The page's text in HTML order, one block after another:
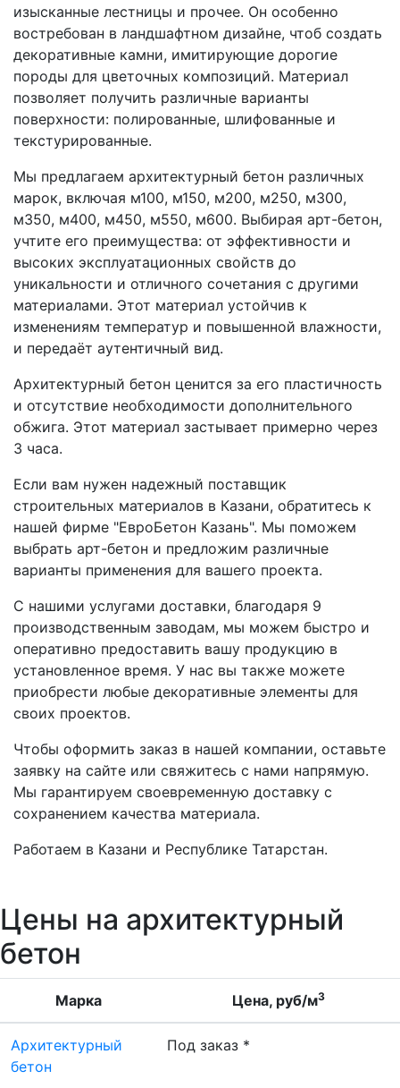
изысканные лестницы и прочее. Он особенно
востребован в ландшафтном дизайне, чтоб создать
декоративные камни, имитирующие дорогие
породы для цветочных композиций. Материал
позволяет получить различные варианты
поверхности: полированные, шлифованные и
текстурированные.
Мы предлагаем архитектурный бетон различных
марок, включая м100, м150, м200, м250, м300,
м350, м400, м450, м550, м600. Выбирая арт-бетон,
учтите его преимущества: от эффективности и
высоких эксплуатационных свойств до
уникальности и отличного сочетания с другими
материалами. Этот материал устойчив к
изменениям температур и повышенной влажности,
и передаёт аутентичный вид.
Архитектурный бетон ценится за его пластичность
и отсутствие необходимости дополнительного
обжига. Этот материал застывает примерно через
3 часа.
Если вам нужен надежный поставщик
строительных материалов в Казани, обратитесь к
нашей фирме "ЕвроБетон Казань". Мы поможем
выбрать арт-бетон и предложим различные
варианты применения для вашего проекта.
С нашими услугами доставки, благодаря 9
производственным заводам, мы можем быстро и
оперативно предоставить вашу продукцию в
установленное время. У нас вы также можете
приобрести любые декоративные элементы для
своих проектов.
Чтобы оформить заказ в нашей компании, оставьте
заявку на сайте или свяжитесь с нами напрямую.
Мы гарантируем своевременную доставку с
сохранением качества материала.
Работаем в Казани и Республике Татарстан.
Цены на архитектурный
бетон
Марка Цена, руб/м3
Архитектурный
бетон
Под заказ *